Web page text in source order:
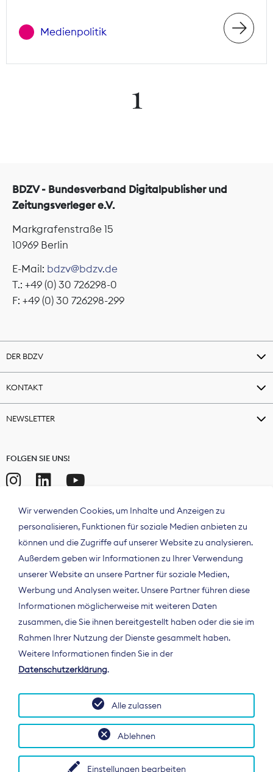
Medienpolitik
1
BDZV - Bundesverband Digitalpublisher und
Zeitungsverleger e.V.
Markgrafenstraße 15
10969 Berlin
E-Mail: bdzv@bdzv.de
T.: +49 (0) 30 726298-0
F: +49 (0) 30 726298-299
DER BDZV
KONTAKT
NEWSLETTER
FOLGEN SIE UNS!
Der Bundesverband Digitalpublisher und
Zeitungsverleger (BDZV) vertritt als
Spitzenorganisation die Interessen der
Deutschland und auf EU-Ebene.
Wir verwenden Cookies, um Inhalte und Anzeigen zu
personalisieren, Funktionen für soziale Medien anbieten zu
können und die Zugriffe auf unserer Website zu analysieren.
Außerdem geben wir Informationen zu Ihrer Verwendung
unserer Website an unsere Partner für soziale Medien,
Werbung und Analysen weiter. Unsere Partner führen diese
Informationen möglicherweise mit weiteren Daten
zusammen, die Sie ihnen bereitgestellt haben oder die sie im
Rahmen Ihrer Nutzung der Dienste gesammelt haben.
Weitere Informationen finden Sie in der
Datenschutzerklärung.
Einstellungen bearbeiten
Ablehnen
Alle zulassen